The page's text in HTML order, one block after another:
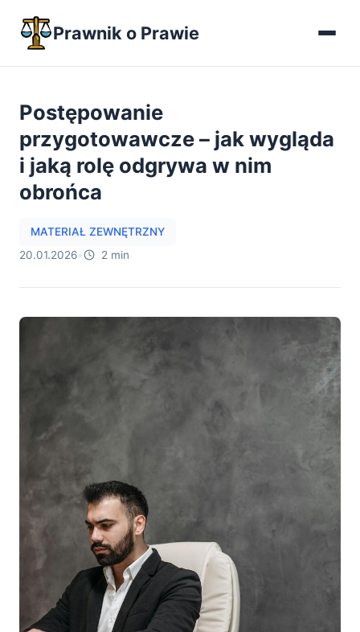
Prawnik o Prawie
Postępowanie
przygotowawcze – jak wygląda
i jaką rolę odgrywa w nim
obrońca
MATERIAŁ ZEWNĘTRZNY
20.01.2026• 2 min